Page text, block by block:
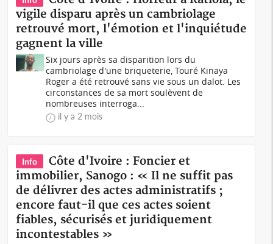
vigile disparu après un cambriolage
retrouvé mort, l'émotion et l'inquiétude
gagnent la ville
Six jours après sa disparition lors du
cambriolage d'une briqueterie, Touré Kinaya
Roger a été retrouvé sans vie sous un dalot. Les
circonstances de sa mort soulèvent de
nombreuses interroga...
il y a 2 mois
Info
Côte d'Ivoire : Foncier et
immobilier, Sanogo : « Il ne suffit pas
de délivrer des actes administratifs ;
encore faut-il que ces actes soient
fiables, sécurisés et juridiquement
incontestables »